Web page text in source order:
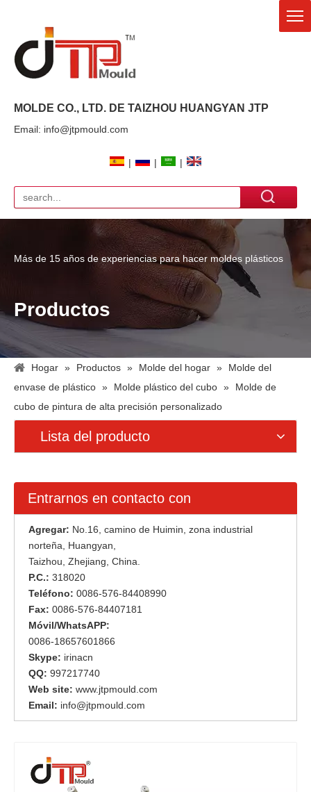
MOLDE CO., LTD. DE TAIZHOU HUANGYAN JTP
Email: info@jtpmould.com
| | |
Más de 15 años de experiencias para hacer moldes plásticos
Productos
Hogar » Productos » Molde del hogar »
Molde del
envase de plástico » Molde plástico del cubo »
Molde de
cubo de pintura de alta precisión personalizado
Lista del producto
Entrarnos en contacto con
Agregar: No.16, camino de Huimin, zona industrial
norteña, Huangyan,
Taizhou, Zhejiang, China.
P.C.: 318020
Teléfono: 0086-576-84408990
Fax: 0086-576-84407181
Móvil/WhatsAPP:
0086-18657601866
Skype: irinacn
QQ: 997217740
Web site: www.jtpmould.com
Email: info@jtpmould.com